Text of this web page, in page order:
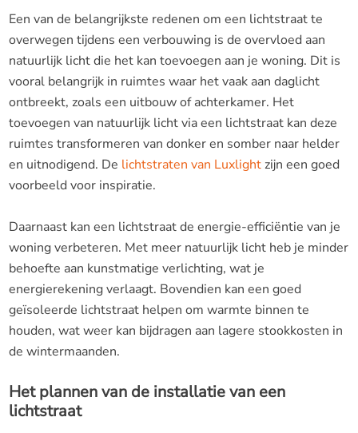
Een van de belangrijkste redenen om een lichtstraat te
overwegen tijdens een verbouwing is de overvloed aan
natuurlijk licht die het kan toevoegen aan je woning. Dit is
vooral belangrijk in ruimtes waar het vaak aan daglicht
ontbreekt, zoals een uitbouw of achterkamer. Het
toevoegen van natuurlijk licht via een lichtstraat kan deze
ruimtes transformeren van donker en somber naar helder
en uitnodigend. De lichtstraten van Luxlightzijn een goed
voorbeeld voor inspiratie.
Daarnaast kan een lichtstraat de energie-efficiëntie van je
woning verbeteren. Met meer natuurlijk licht heb je minder
behoefte aan kunstmatige verlichting, wat je
energierekening verlaagt. Bovendien kan een goed
geïsoleerde lichtstraat helpen om warmte binnen te
houden, wat weer kan bijdragen aan lagere stookkosten in
de wintermaanden.
Het plannen van de installatie van een
lichtstraat